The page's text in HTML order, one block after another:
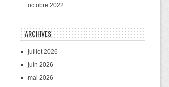
octobre 2022
ARCHIVES
juillet 2026
juin 2026
mai 2026